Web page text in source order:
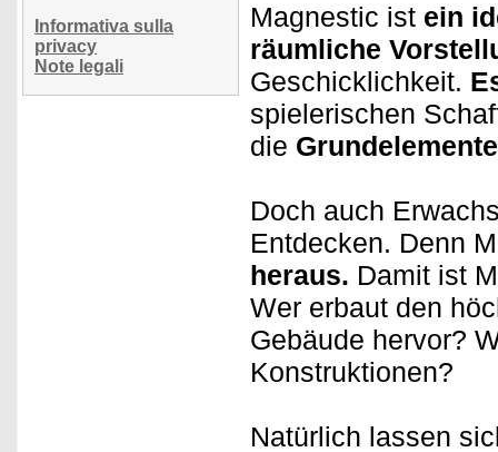
Informativa sulla
privacy
Note legali
Magnestic ist ein
räumliche
Geschicklichkeit.
spielerischen
die
Doch auch
Entdecken. Denn
heraus. Damit ist
Wer erbaut den
Gebäude hervor?
Konstruktionen?
Natürlich lassen